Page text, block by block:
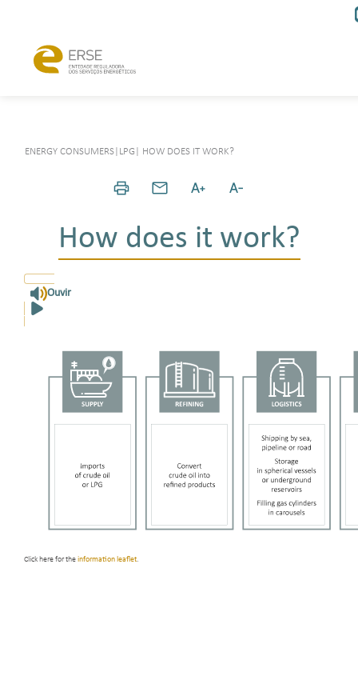
ENERGY CONSUMERS LPG HOW DOES IT WORK?
How does it work?
Ouvir
Click here for theinformation leaflet.